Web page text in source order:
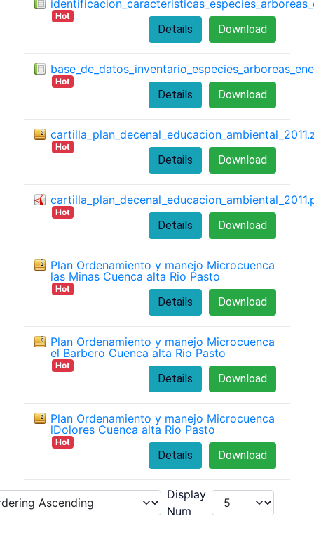
Hot
Download
Details
Hot
Download
Details
Hot
Download
Details
Hot
Download
Details
Plan Ordenamiento y manejo Microcuenca
las Minas Cuenca alta Rio Pasto
Hot
Download
Details
Plan Ordenamiento y manejo Microcuenca
el Barbero Cuenca alta Rio Pasto
Hot
Download
Details
Plan Ordenamiento y manejo Microcuenca
lDolores Cuenca alta Rio Pasto
Hot
Download
Details
Display
Num